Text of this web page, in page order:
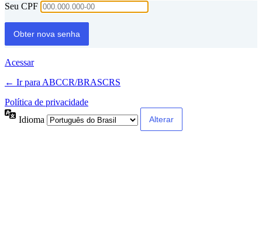
Seu CPF
Acessar
← Ir para ABCCR/BRASCRS
Política de privacidade
Idioma